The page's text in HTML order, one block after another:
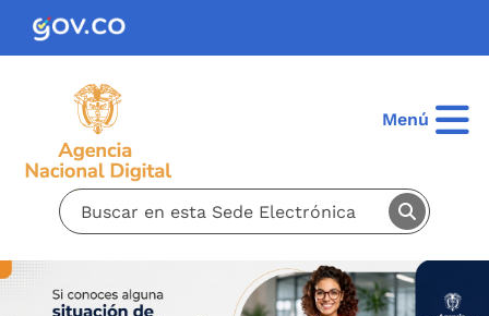
Pasar al contenido principal
Menú